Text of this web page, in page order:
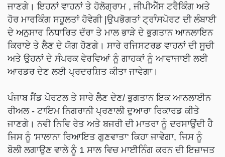
ਜਾਣਗੇ। ਇਹਨਾਂ ਵਾਹਨਾਂ ਤੇ ਹੋਲੋਗ੍ਰਾਮ , ਜੀਪੀਐੱਸ ਟਰੈਕਿੰਗ ਅਤੇ
ਹੋਰ ਮਾਰਕਿੰਗ ਸਹੂਲਤਾਂ ਹੋਵੇਗੀ |ਉਪਭੋਗਤਾਂ ਟ੍ਰਾੰਸਪੋਰਟ ਦੀ ਲੰਬਾਈ
ਦੇ ਅਨੁਸਾਰ ਨਿਧਾਰਿਤ ਦੱਰਾ ਤੇ ਮਾਲ ਭਾੜੇ ਦੇ ਭੁਗਤਾਨ ਆਨਲਾਇਨ
ਕਿਰਾਏ ਤੇ ਲੈਣ ਦੇ ਯੋਗ ਹੋਣਗੇ। ਸਾਰੇ ਰਜਿਸਟਰਡ ਵਾਹਨਾਂ ਦੀ ਸੂਚੀ
ਅਤੇ ਉਹਨਾਂ ਦੇ ਸੰਪਰਕ ਵੇਰਵਿਆਂ ਨੂੰ ਗਾਹਕਾਂ ਨੂੰ ਆਵਾਜਾਈ ਲਈ
ਆਰਡਰ ਦੇਣ ਲਈ ਪ੍ਰਦਰਸ਼ਿਤ ਕੀਤਾ ਜਾਵੇਗਾ।
ਪੰਜਾਬ ਸੈਂਡ ਪੋਰਟਲ ਤੇ ਸਾਰੇ ਲੈਣ ਦੇਣ/ ਭੁਗਤਾਨ ਇਕ ਆਨਲਾਈਨ
ਰੀਅਲ - ਟਾਇਮ ਨਿਗਰਾਨੀ ਪ੍ਰਣਾਲੀ ਦੁਆਰਾ ਰਿਕਾਰਡ ਕੀਤੇ
ਜਾਣਗੇ। ਨਵੀ ਨਿਵਿ ਰੇਤ ਅਤੇ ਬਜਰੀ ਦੀ ਮਾਤਰਾ ਨੂੰ ਦਰਸਾਉਂਦੀ ਹੈ
ਜਿਸ ਨੂੰ 'ਸਾਲਾਨਾ ਰਿਆਇਤ ਗੁਣਵਾਤਾ' ਕਿਹਾ ਜਾਵੇਗਾ, ਜਿਸ ਨੂੰ
ਬੋਲੀ ਲਗਾਉਣ ਵਾਲੇ ਨੂੰ 1 ਸਾਲ ਵਿਚ ਮਾਈਨਿੰਗ ਕਰਨ ਦੀ ਇਜ਼ਾਜਤ